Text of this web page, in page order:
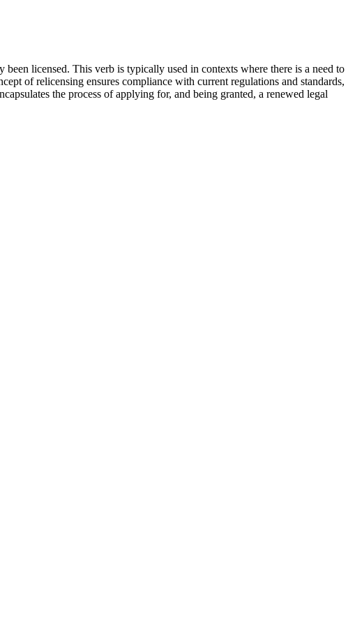
licensed. This verb is typically used in contexts where there is a need to
of relicensing ensures compliance with current regulations and standards,
the process of applying for, and being granted, a renewed legal